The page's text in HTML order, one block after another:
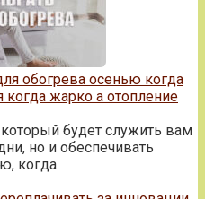
обогрева осенью когда
когда жарко а отопление
будет служить вам
но и обеспечивать
когда